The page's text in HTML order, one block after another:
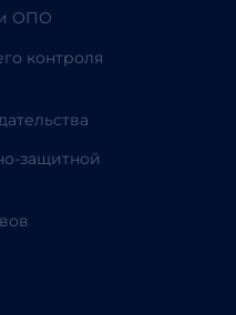
ОПО
контроля
защитной